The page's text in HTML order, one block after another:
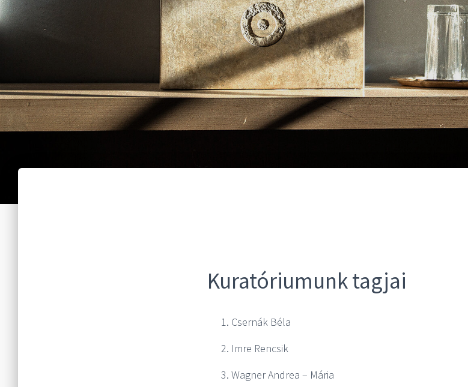
Kuratóriumunk tagjai
Csernák Béla
Imre Rencsik
Wagner Andrea – Mária